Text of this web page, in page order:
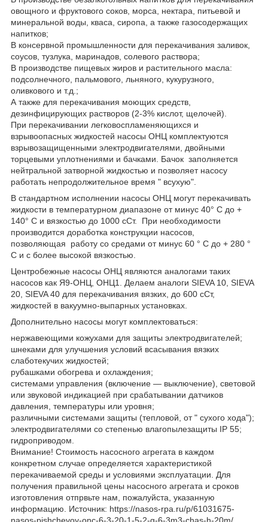
овощного и фруктового соков, морса, нектара, питьевой и
минеральной воды, кваса, сиропа, а также газосодержащих
напитков;
В консервной промышленности для перекачивания заливок,
соусов, тузлука, маринадов, солевого раствора;
В производстве пищевых жиров и растительного масла:
подсолнечного, пальмового, льняного, кукурузного,
оливкового и т.д.;
А также для перекачивания моющих средств,
дезинфицирующих растворов (2-3% кислот, щелочей).
При перекачивании легковоспламеняющихся и
взрывоопасных жидкостей насосы ОНЦ комплектуются
взрывозащищенными электродвигателями, двойными
торцевыми уплотнениями и бачками. Бачок заполняется
нейтральной затворной жидкостью и позволяет насосу
работать непродолжительное время " всухую".
В стандартном исполнении насосы ОНЦ могут перекачивать
жидкости в температурном диапазоне от минус 40° С до +
140° С и вязкостью до 1000 сСт. При необходимости
производится доработка конструкции насосов,
позволяющая работу со средами от минус 60 ° С до + 280 °
С и с более высокой вязкостью.
Центробежные насосы ОНЦ являются аналогами таких
насосов как Я9-ОНЦ, ОНЦ1. Делаем аналоги SIEVA 10, SIEVA
20, SIEVA 40 для перекачивания вязких, до 600 сСт,
жидкостей в вакуумно-выпарных установках.
Дополнительно насосы могут комплектоваться:
нержавеющими кожухами для защиты электродвигателей;
шнеками для улучшения условий всасывания вязких
слаботекучих жидкостей;
рубашками обогрева и охлаждения;
системами управления (включение — выключение), световой
или звуковой индикацией при срабатывании датчиков
давления, температуры или уровня;
различными системами защиты (тепловой, от " сухого хода");
электродвигателями со степенью влагопылезащиты IР 55;
гидроприводом.
Внимание! Стоимость насосного агрегата в каждом
конкретном случае определяется характеристикой
перекачиваемой среды и условиями эксплуатации. Для
получения правильной цены насосного агрегата и сроков
изготовления отпрвьте нам, пожалуйста, указанную
информацию. Источник: https://nasos-rpa.ru/p/61031675-
nasos-pishchevoy-onc-6-3-20-1-5-2-q-6-3m3-chas-h-20m/